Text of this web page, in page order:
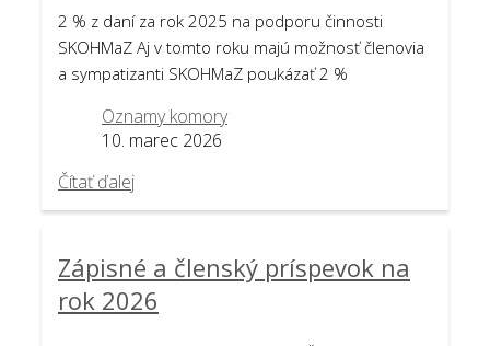
2 % z daní za rok 2025 na podporu činnosti
SKOHMaZ Aj v tomto roku majú možnosť členovia
a sympatizanti SKOHMaZ poukázať 2 %
Oznamy komory
10. marec 2026
Čítať ďalej
Zápisné a členský príspevok na
rok 2026